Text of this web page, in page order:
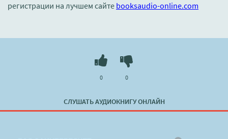
регистрации на лучшем сайте booksaudio-online.com
СЛУШАТЬ АУДИОКНИГУ ОНЛАЙН
0 0